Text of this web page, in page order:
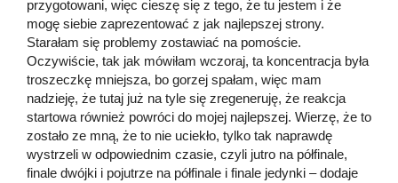
przygotowani, więc cieszę się z tego, że tu jestem i że
mogę siebie zaprezentować z jak najlepszej strony.
Starałam się problemy zostawiać na pomoście.
Oczywiście, tak jak mówiłam wczoraj, ta koncentracja była
troszeczkę mniejsza, bo gorzej spałam, więc mam
nadzieję, że tutaj już na tyle się zregeneruję, że reakcja
startowa również powróci do mojej najlepszej. Wierzę, że to
zostało ze mną, że to nie uciekło, tylko tak naprawdę
wystrzeli w odpowiednim czasie, czyli jutro na półfinale,
finale dwójki i pojutrze na półfinale i finale jedynki – dodaje